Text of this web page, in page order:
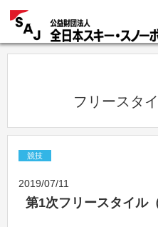
フ
競技
2019/07/11
第1次フリースタイル